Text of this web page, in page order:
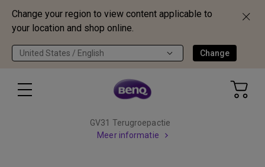
Change your region to view content applicable to
your location and shop online.
United States / English Change
GV31 Terugroepactie
Meer informatie